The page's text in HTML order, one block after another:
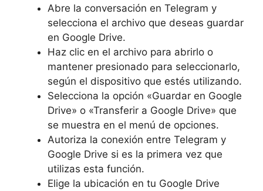
Abre la conversación en Telegram y
selecciona el archivo que deseas guardar
en Google Drive.
Haz clic en el archivo para abrirlo o
mantener presionado para seleccionarlo,
según el dispositivo que estés utilizando.
Selecciona la opción «Guardar en Google
Drive» o «Transferir a Google Drive» que
se muestra en el menú de opciones.
Autoriza la conexión entre Telegram y
Google Drive si es la primera vez que
utilizas esta función.
Elige la ubicación en tu Google Drive